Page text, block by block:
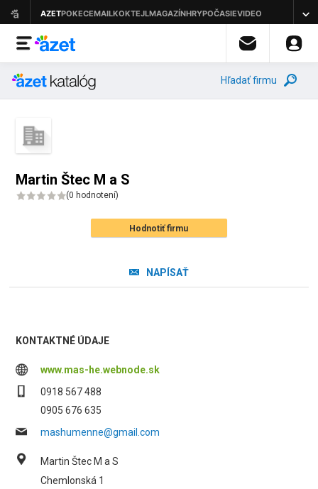
Hľadať firmu
Martin Štec M a S
(0 hodnotení)
Hodnotiť firmu
NAPÍSAŤ
KONTAKTNÉ ÚDAJE
www.mas-he.webnode.sk
0918 567 488
0905 676 635
mashumenne@gmail.com
Martin Štec M a S
Chemlonská 1